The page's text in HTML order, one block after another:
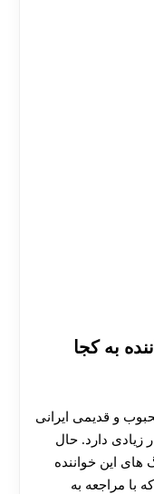
به کجا
و قدیمی ایرانی
زیادی دارد. حال
های این خواننده
با مراجعه به